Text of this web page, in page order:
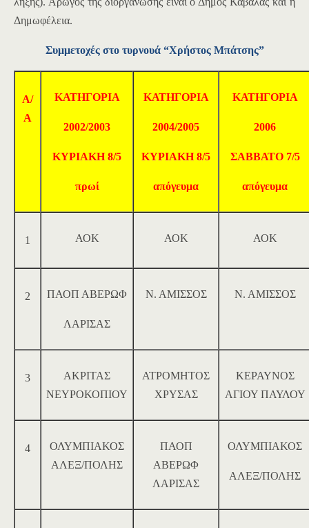
Δημωφέλεια.
Συμμετοχές στο τυρνουά “Χρήστος Μπάτσης”
Α/
Α
ΚΑΤΗΓΟΡΙΑ
2002/2003
ΚΥΡΙΑΚΗ 8/5
πρωί
ΚΑΤΗΓΟΡΙΑ
2004/2005
ΚΥΡΙΑΚΗ 8/5
απόγευμα
ΚΑΤΗΓΟΡΙΑ
2006
ΣΑΒΒΑΤΟ 7/5
απόγευμα
1 ΑΟΚ ΑΟΚ ΑΟΚ
2 ΠΑΟΠ ΑΒΕΡΩΦ
ΛΑΡΙΣΑΣ
Ν. ΑΜΙΣΣΟΣ Ν. ΑΜΙΣΣΟΣ
3
ΑΚΡΙΤΑΣ
ΝΕΥΡΟΚΟΠΙΟΥ
ΑΤΡΟΜΗΤΟΣ
ΧΡΥΣΑΣ
ΚΕΡΑΥΝΟΣ
ΑΓΙΟΥ ΠΑΥΛΟΥ
4
ΟΛΥΜΠΙΑΚΟΣ
ΑΛΕΞ/ΠΟΛΗΣ
ΠΑΟΠ
ΑΒΕΡΩΦ
ΛΑΡΙΣΑΣ
ΟΛΥΜΠΙΑΚΟΣ
ΑΛΕΞ/ΠΟΛΗΣ